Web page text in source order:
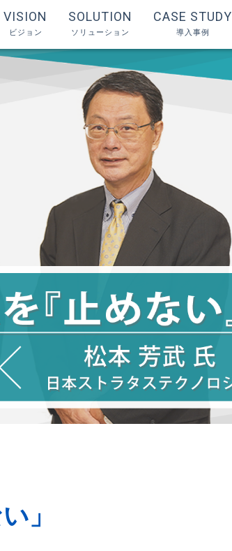
VISION
ビジョン
SOLUTION
ソリューション
ソリューション一覧
ソリューションコンセプト
Y's-SF
スマートファクトリーソリューション
Y's-Eye
AI画像判定ソリューション
アセスメントサービス
シナジーソリューション
CASE STUDY
導入事例
」